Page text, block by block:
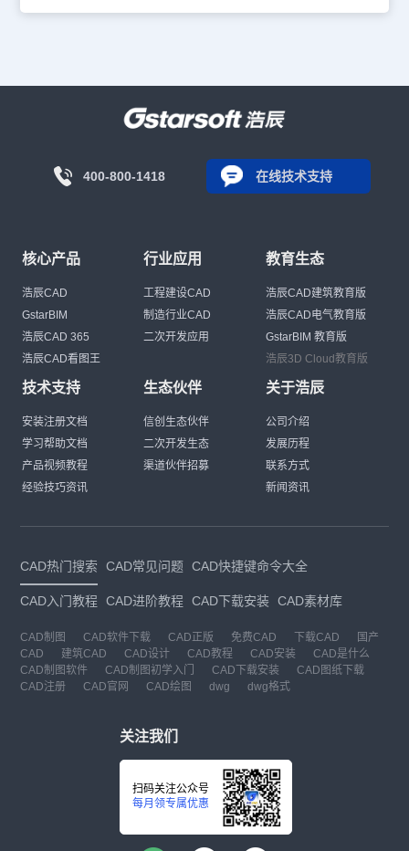
400-800-1418 在线技术支持
核心产品
浩辰CAD
GstarBIM
浩辰CAD 365
浩辰CAD看图王
行业应用
工程建设CAD
制造行业CAD
二次开发应用
教育生态
浩辰CAD建筑教育版
浩辰CAD电气教育版
GstarBIM 教育版
浩辰3D Cloud教育版
技术支持
安装注册文档
学习帮助文档
产品视频教程
经验技巧资讯
生态伙伴
信创生态伙伴
二次开发生态
渠道伙伴招募
关于浩辰
公司介绍
发展历程
联系方式
新闻资讯
CAD热门搜索 CAD常见问题 CAD快捷键命令大全
CAD入门教程 CAD进阶教程 CAD下载安装 CAD素材库
CAD制图 CAD软件下载 CAD正版 免费CAD 下载CAD
国产
CAD
建筑CAD CAD设计 CAD教程 CAD安装
CAD是什么
CAD制图软件
CAD制图初学入门 CAD下载安装
CAD图纸下载
CAD注册
CAD官网 CAD绘图 dwg dwg格式
关注我们
扫码关注公众号
每月领专属优惠